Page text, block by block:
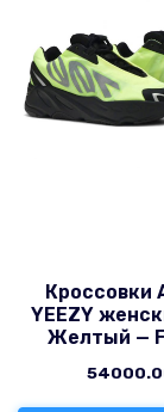
Кроссовки
YEEZY
Желтый —